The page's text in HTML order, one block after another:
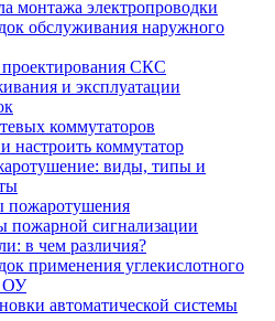
монтажа электропроводки
обслуживания наружного
СКС
и эксплуатации
коммутаторов
настроить коммутатор
виды, типы и
пожаротушения
пожарной сигнализации
в чем различия?
применения углекислотного
ОУ
автоматической системы